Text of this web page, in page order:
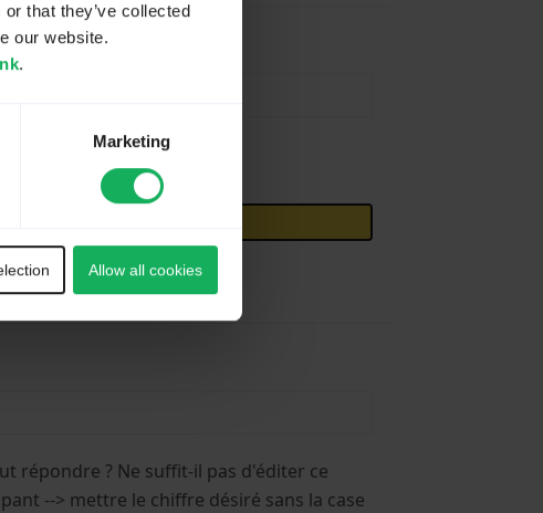
that they’ve collected
our website.
.
Marketing
Allow all cookies
répondre ? Ne suffit-il pas d'éditer ce
--> mettre le chiffre désiré sans la case